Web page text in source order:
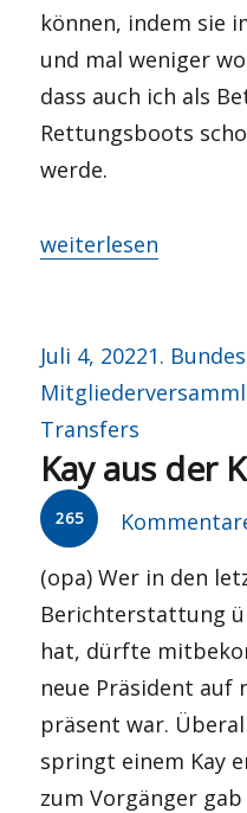
können, indem sie
und mal weniger
dass auch ich als
Rettungsboots
werde.
„Sommerkoller“
weiterlesen
Veröffentlicht
am
Juli 4, 20221.
Transfers
Kay aus der
265
(opa) Wer in den
Berichterstattung
hat, dürfte
neue Präsident auf
präsent war.
springt einem Kay
zum Vorgänger